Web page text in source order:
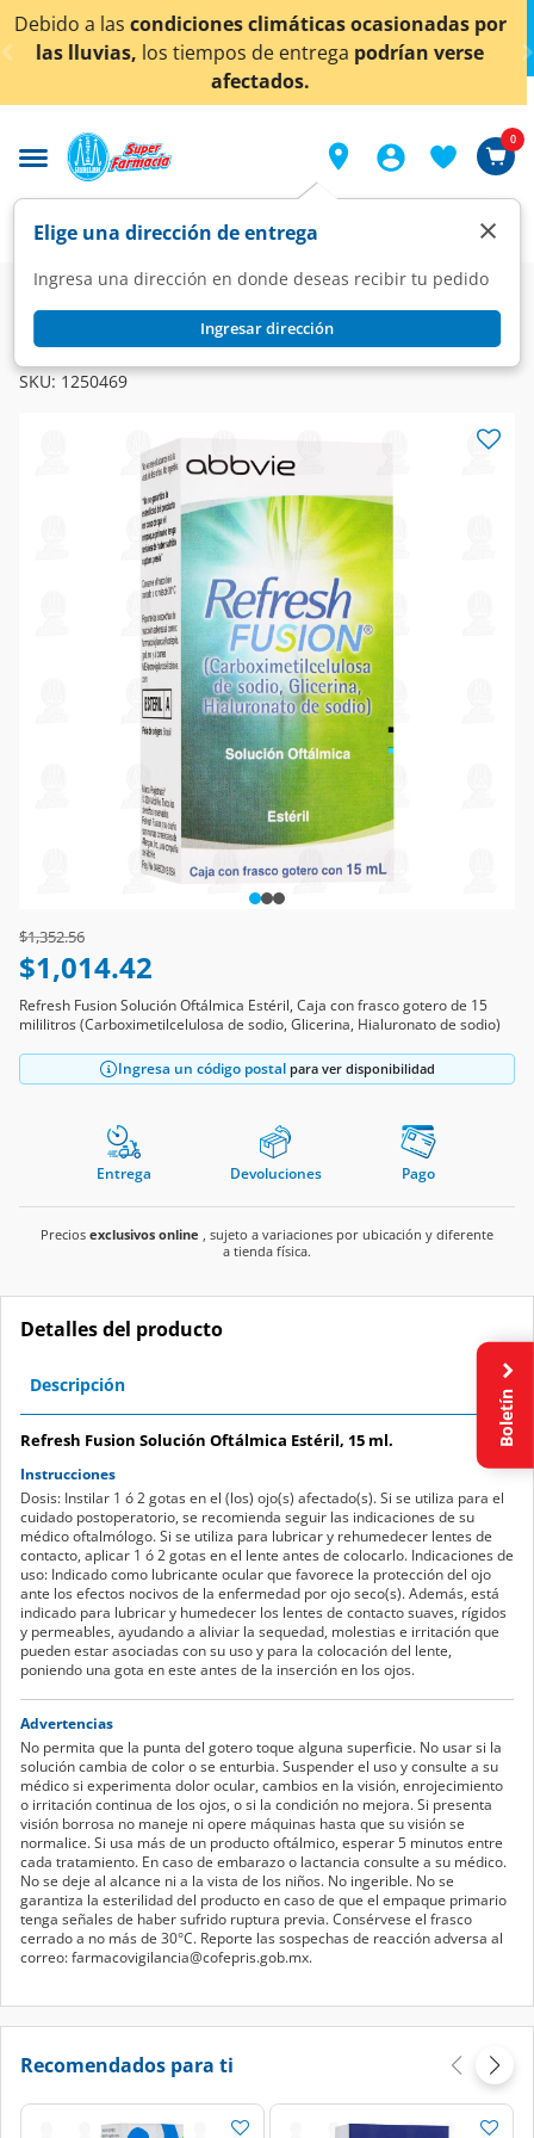
< div class="carousel-inner">
ocasionadas por
podrían verse
¡Ahora también en
conocer
Elige una dirección de entrega
Ingresa una dirección en donde deseas recibir tu pedido
Ingresar dirección
×
0
Farmacia Visual Oftalmología
Refresh Fusion Solución Oftálmica Estéril, 15 ml.
SKU: 1250469
Price reduced from
$1,352.56to
$1,014.42
Refresh Fusion Solución Oftálmica Estéril, Caja con frasco gotero de 15
mililitros (Carboximetilcelulosa de sodio, Glicerina, Hialuronato de sodio)
Ingresa un código postal para ver disponibilidad
Entrega Devoluciones Pago
Precios exclusivos online , sujeto a variaciones por ubicación y diferente
a tienda física.
Detalles del producto
Descripción
Refresh Fusion Solución Oftálmica Estéril, 15 ml.
Instrucciones
Dosis: Instilar 1 ó 2 gotas en el (los) ojo(s) afectado(s). Si se utiliza para el
cuidado postoperatorio, se recomienda seguir las indicaciones de su
médico oftalmólogo. Si se utiliza para lubricar y rehumedecer lentes de
contacto, aplicar 1 ó 2 gotas en el lente antes de colocarlo. Indicaciones de
uso: Indicado como lubricante ocular que favorece la protección del ojo
ante los efectos nocivos de la enfermedad por ojo seco(s). Además, está
indicado para lubricar y humedecer los lentes de contacto suaves, rígidos
y permeables, ayudando a aliviar la sequedad, molestias e irritación que
pueden estar asociadas con su uso y para la colocación del lente,
poniendo una gota en este antes de la inserción en los ojos.
Advertencias
No permita que la punta del gotero toque alguna superficie. No usar si la
solución cambia de color o se enturbia. Suspender el uso y consulte a su
médico si experimenta dolor ocular, cambios en la visión, enrojecimiento
o irritación continua de los ojos, o si la condición no mejora. Si presenta
visión borrosa no maneje ni opere máquinas hasta que su visión se
normalice. Si usa más de un producto oftálmico, esperar 5 minutos entre
cada tratamiento. En caso de embarazo o lactancia consulte a su médico.
No se deje al alcance ni a la vista de los niños. No ingerible. No se
garantiza la esterilidad del producto en caso de que el empaque primario
tenga señales de haber sufrido ruptura previa. Consérvese el frasco
cerrado a no más de 30°C. Reporte las sospechas de reacción adversa al
correo: farmacovigilancia@cofepris.gob.mx.
Recomendados para ti
Boletín